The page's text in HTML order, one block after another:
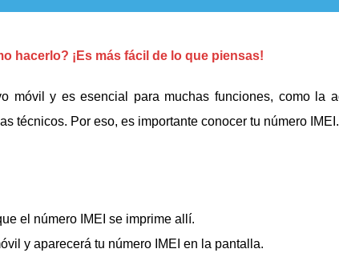
hacerlo? ¡Es más fácil de lo que piensas!
móvil y es esencial para muchas funciones, como la
técnicos. Por eso, es importante conocer tu número IMEI.
el número IMEI se imprime allí.
y aparecerá tu número IMEI en la pantalla.